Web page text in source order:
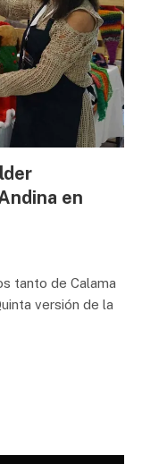
en
tanto de Calama
versión de la